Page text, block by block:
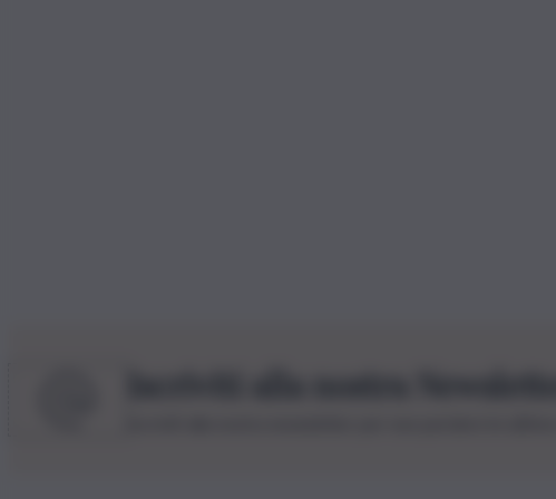
Iscriviti alla nostra Newsletter